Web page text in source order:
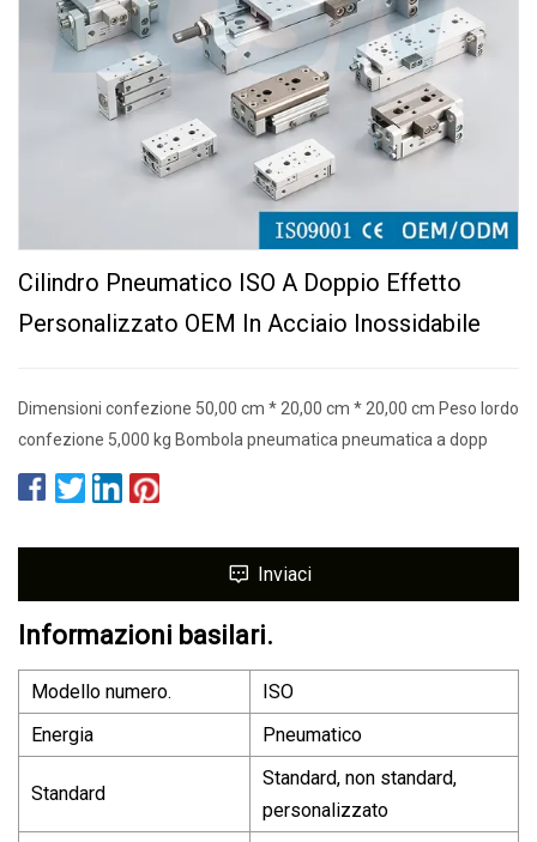
Cilindro Pneumatico ISO A Doppio Effetto
Personalizzato OEM In Acciaio Inossidabile
Dimensioni confezione 50,00 cm * 20,00 cm * 20,00 cm Peso lordo
confezione 5,000 kg Bombola pneumatica pneumatica a dopp
Inviaci
Informazioni basilari.
Modello numero.
ISO
Energia
Pneumatico
Standard
Standard, non standard,
personalizzato